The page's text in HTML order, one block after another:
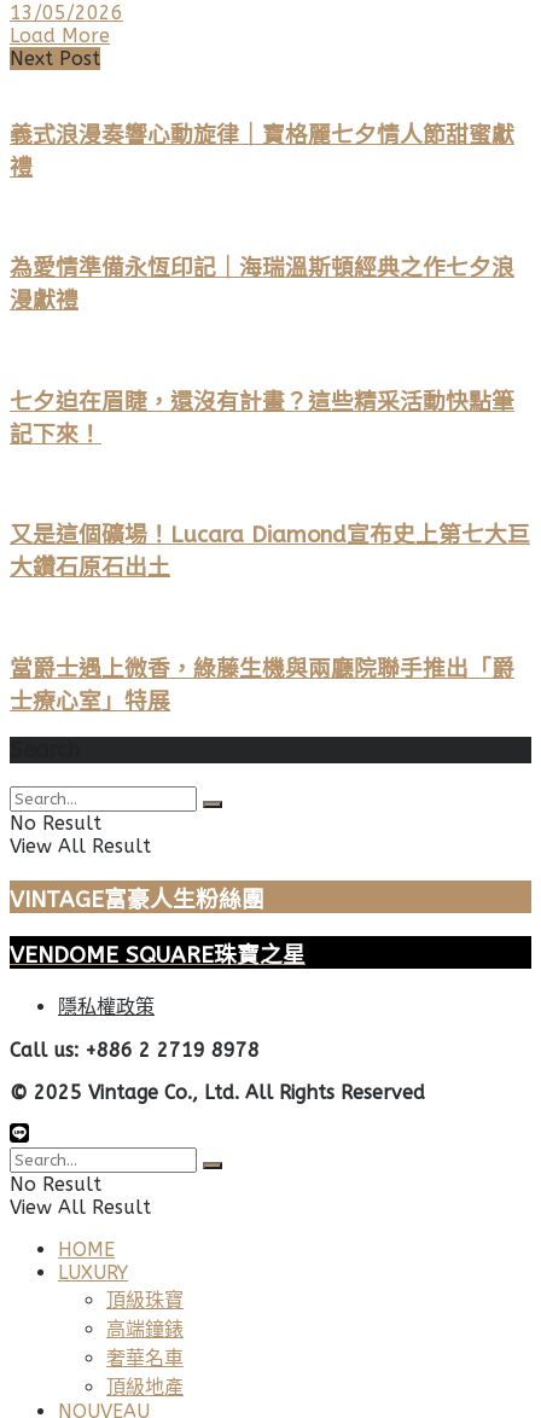
13/05/2026
Load More
Next Post
義式浪漫奏響心動旋律｜寶格麗七夕情人節甜蜜獻
禮
為愛情準備永恆印記｜海瑞溫斯頓經典之作七夕浪
漫獻禮
七夕迫在眉睫，還沒有計畫？這些精采活動快點筆
記下來！
又是這個礦場！Lucara Diamond宣布史上第七大巨
大鑽石原石出土
當爵士遇上微香，綠藤生機與兩廳院聯手推出「爵
士療心室」特展
No Result
View All Result
VINTAGE富豪人生粉絲團
VENDOME SQUARE珠寶之星
隱私權政策
Call us: +886 2 2719 8978
© 2025 Vintage Co., Ltd. All Rights Reserved
No Result
View All Result
HOME
LUXURY
頂級珠寶
高端鐘錶
奢華名車
頂級地產
NOUVEAU